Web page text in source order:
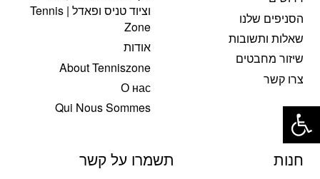
הסניפים שלנו
שאלות ותשובות
שיזור מחבטים
צרו קשר
וציוד טניס ופאדל | Tennis
Zone
אודות
About Tenniszone
О нас
Qui Nous Sommes
חנות תשמרו על קשר
פתח סרגל נגישות